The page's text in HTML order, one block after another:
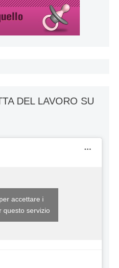
DEL LAVORO SU
accettare i
questo servizio